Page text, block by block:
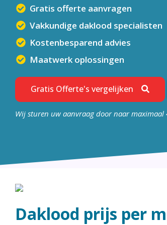
Gratis offerte aanvragen
Vakkundige daklood specialisten
Kostenbesparend advies
Maatwerk oplossingen
Gratis Offerte's vergelijken
Wij sturen uw aanvraag door naar
Daklood prijs per